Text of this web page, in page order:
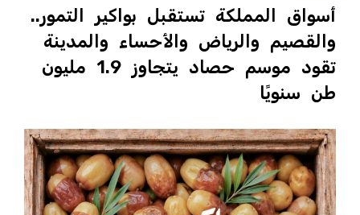
أسواق المملكة تستقبل بواكير التمور..
والقصيم والرياض والأحساء والمدينة
تقود موسم حصاد يتجاوز 1.9 مليون
طن سنويًا